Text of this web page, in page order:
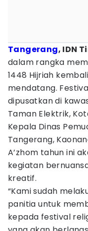
Tangerang, IDN
dalam rangka
1448 Hijriah
mendatang.
dipusatkan di
Taman Elektrik,
Kepala Dinas
Tangerang,
A’zhom tahun ini
kegiatan
kreatif.
“Kami sudah
panitia untuk
kepada festival